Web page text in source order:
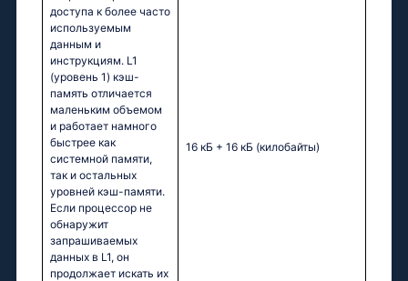
доступа к более часто
используемым
данным и
инструкциям. L1
(уровень 1) кэш-
память отличается
маленьким объемом
и работает намного
быстрее как
системной памяти,
так и остальных
уровней кэш-памяти.
Если процессор не
обнаружит
запрашиваемых
данных в L1, он
продолжает искать их
16 кБ + 16 кБ (килобайты)